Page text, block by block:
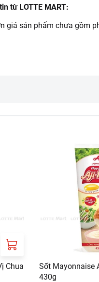
từ LOTTE MART:
giá sản phẩm chưa gồm
Chua
Sốt Mayonnaise
430g